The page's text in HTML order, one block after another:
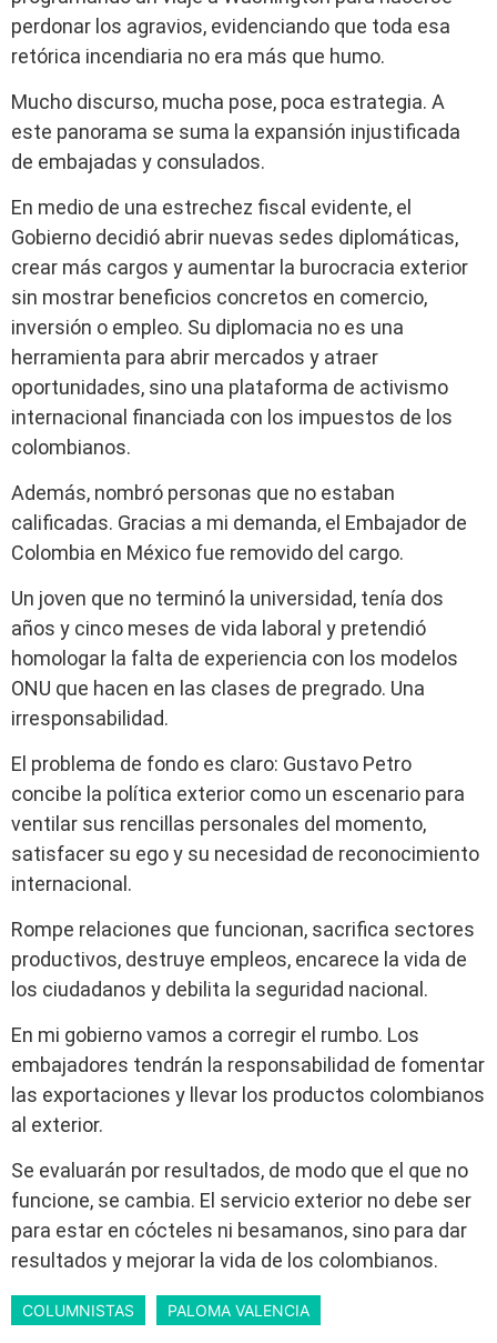
perdonar los agravios, evidenciando que toda esa
retórica incendiaria no era más que humo.
Mucho discurso, mucha pose, poca estrategia. A
este panorama se suma la expansión injustificada
de embajadas y consulados.
En medio de una estrechez fiscal evidente, el
Gobierno decidió abrir nuevas sedes diplomáticas,
crear más cargos y aumentar la burocracia exterior
sin mostrar beneficios concretos en comercio,
inversión o empleo. Su diplomacia no es una
herramienta para abrir mercados y atraer
oportunidades, sino una plataforma de activismo
internacional financiada con los impuestos de los
colombianos.
Además, nombró personas que no estaban
calificadas. Gracias a mi demanda, el Embajador de
Colombia en México fue removido del cargo.
Un joven que no terminó la universidad, tenía dos
años y cinco meses de vida laboral y pretendió
homologar la falta de experiencia con los modelos
ONU que hacen en las clases de pregrado. Una
irresponsabilidad.
El problema de fondo es claro: Gustavo Petro
concibe la política exterior como un escenario para
ventilar sus rencillas personales del momento,
satisfacer su ego y su necesidad de reconocimiento
internacional.
Rompe relaciones que funcionan, sacrifica sectores
productivos, destruye empleos, encarece la vida de
los ciudadanos y debilita la seguridad nacional.
En mi gobierno vamos a corregir el rumbo. Los
embajadores tendrán la responsabilidad de fomentar
las exportaciones y llevar los productos colombianos
al exterior.
Se evaluarán por resultados, de modo que el que no
funcione, se cambia. El servicio exterior no debe ser
para estar en cócteles ni besamanos, sino para dar
resultados y mejorar la vida de los colombianos.
COLUMNISTAS PALOMA VALENCIA